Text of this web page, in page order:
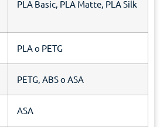
PLA Basic, PLA Matte, PLA Silk
PLA o PETG
PETG, ABS o ASA
ASA